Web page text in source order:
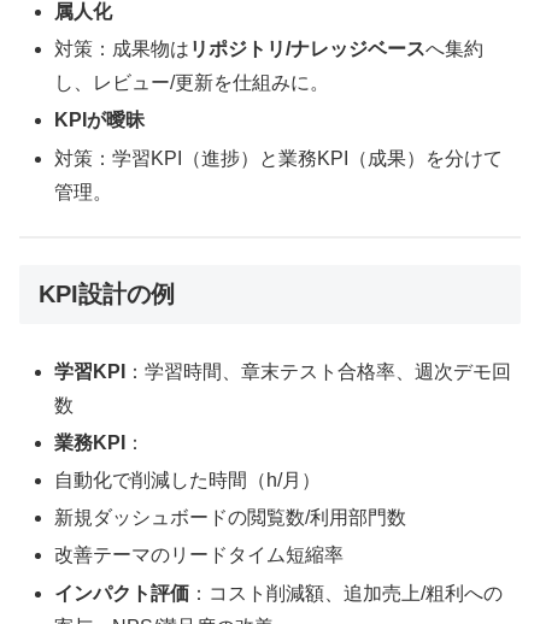
属人化
対策：成果物は リポジトリ/ナレッジベースへ集約
し、レビュー/更新を仕組みに。
KPIが曖昧
対策：学習KPI（進捗）と業務KPI（成果）を分けて
管理。
KPI設計の例
学習KPI
：学習時間、章末テスト合格率、週次デモ回
数
業務KPI
：
自動化で削減した時間（h/月）
新規ダッシュボードの閲覧数/利用部門数
改善テーマのリードタイム短縮率
インパクト評価 ：コスト削減額、追加売上/粗利への